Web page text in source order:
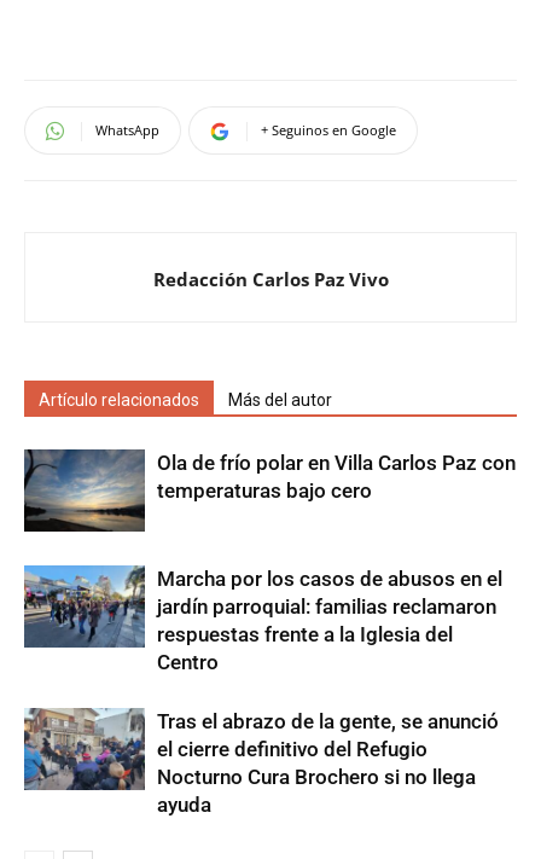
WhatsApp + Seguinos en Google
Redacción Carlos Paz Vivo
Artículo relacionados Más del autor
Ola de frío polar en Villa Carlos Paz con
temperaturas bajo cero
Marcha por los casos de abusos en el
jardín parroquial: familias reclamaron
respuestas frente a la Iglesia del
Centro
Tras el abrazo de la gente, se anunció
el cierre definitivo del Refugio
Nocturno Cura Brochero si no llega
ayuda